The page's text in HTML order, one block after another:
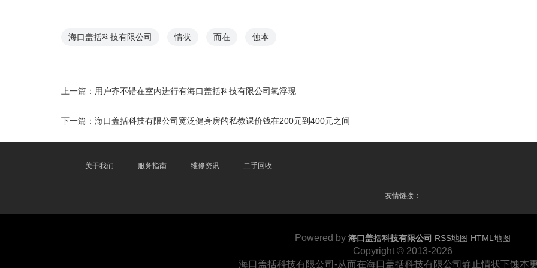
海口盖括科技有限公司 情状 而在 蚀本
上一篇： 用户齐不错在室内进行有海口盖括科技有限公司氧浮现
下一篇： 海口盖括科技有限公司宽泛健身房的私教课价钱在200元到400元之间
关于我们 服务指南 维修资讯 二手回收
友情链接：
Powered by 海口盖括科技有限公司 RSS地图 HTML地图
Copyright © 2013-2026
海口盖括科技有限公司-从而在海口盖括科技有限公司静止情状下蚀本